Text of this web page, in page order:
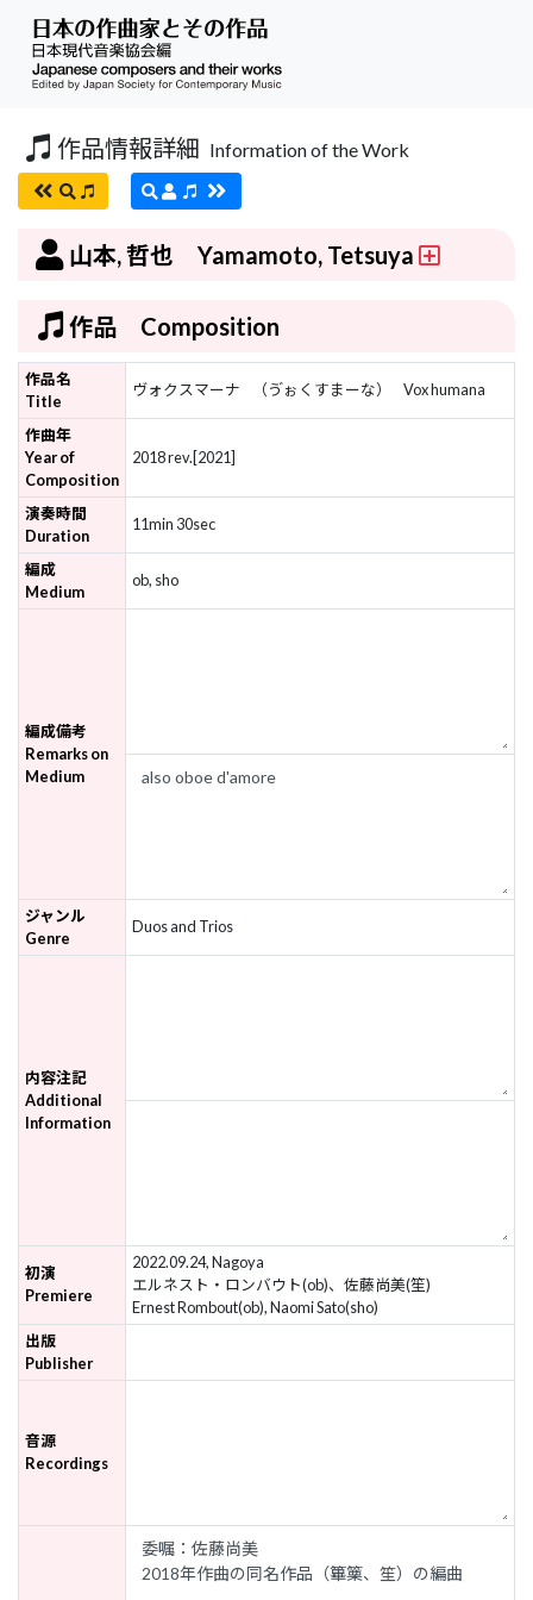
作品情報詳細 Information of the Work
山本, 哲也 Yamamoto, Tetsuya
作品 Composition
作品名
Title
ヴォクスマーナ （ゔぉくすまーな） Vox humana
作曲年
Year of
Composition
2018 rev.[2021]
演奏時間
Duration
11min 30sec
編成
Medium
ob, sho
編成備考
Remarks on
Medium
ジャンル
Genre
Duos and Trios
内容注記
Additional
Information
初演
Premiere
2022.09.24, Nagoya
エルネスト・ロンバウト(ob)、佐藤尚美(笙)
Ernest Rombout(ob), Naomi Sato(sho)
出版
Publisher
音源
Recordings